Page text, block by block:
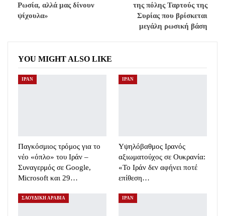
Ρωσία, αλλά μας δίνουν
ψίχουλα»
της πόλης Ταρτούς της
Συρίας που βρίσκεται
μεγάλη ρωσική βάση
YOU MIGHT ALSO LIKE
ΙΡΑΝ
Παγκόσμιος τρόμος για το
νέο «όπλο» του Ιράν –
Συναγερμός σε Google,
Microsoft και 29…
ΙΡΑΝ
Υψηλόβαθμος Ιρανός
αξιωματούχος σε Ουκρανία:
«Το Ιράν δεν αφήνει ποτέ
επίθεση…
ΣΑΟΥΔΙΚΗ ΑΡΑΒΙΑ ΙΡΑΝ